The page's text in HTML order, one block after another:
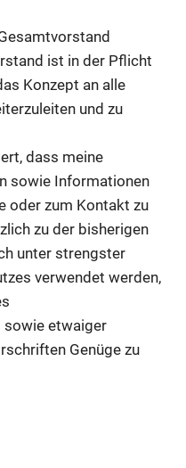
ist in der Pflicht
Konzept an alle
und zu
dass meine
sowie Informationen
oder zum Kontakt zu
zu der bisherigen
unter strengster
verwendet werden,
etwaiger
Genüge zu